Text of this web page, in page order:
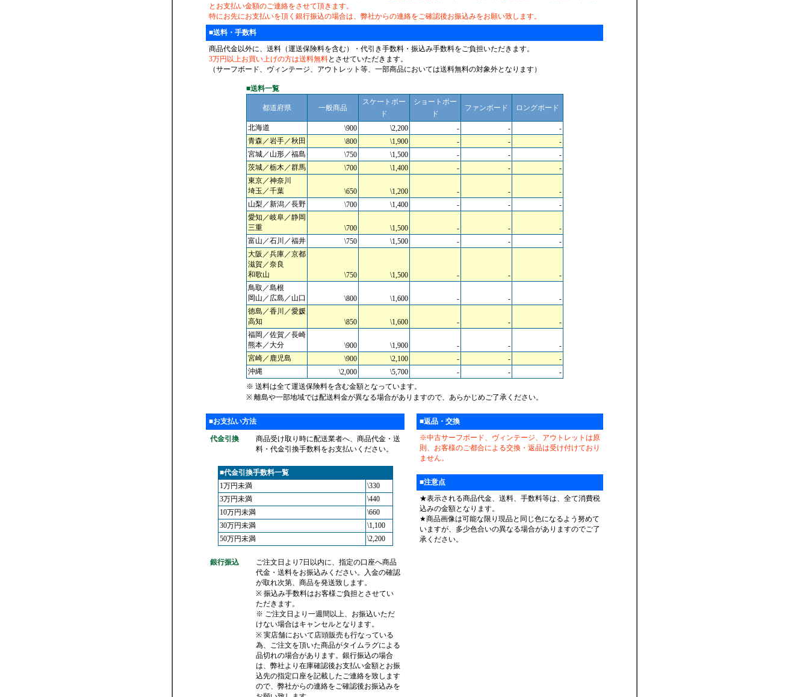
とお支払い金額のご連絡をさせて頂きます。
特にお先にお支払いを頂く銀行振込の場合は、弊社からの連絡をご確認後お振込みをお願い致します。
■送料・手数料
商品代金以外に、送料（運送保険料を含む）・代引き手数料・振込み手数料をご負担いただきます。
3万円以上お買い上げの方は送料無料とさせていただきます。
（サーフボード、ヴィンテージ、アウトレット等、一部商品においては送料無料の対象外となります）
■送料一覧
都道府県 一般商品
スケートボー
ド
ショートボー
ド
ファンボード ロングボード
北海道 \900 \2,200 - -
-
青森／岩手／秋田
\800 \1,900 - -
-
宮城／山形／福島
\750 \1,500 - -
-
茨城／栃木／群馬
\700 \1,400 - -
-
東京／神奈川
埼玉／千葉
\650 \1,200 - -
-
山梨／新潟／長野
\700 \1,400 - -
-
愛知／岐阜／静岡
三重
\700 \1,500 - -
-
富山／石川／福井
\750 \1,500 - -
-
大阪／兵庫／京都
滋賀／奈良
和歌山
\750 \1,500 - -
-
鳥取／島根
岡山／広島／山口
\800 \1,600 - -
-
徳島／香川／愛媛
高知
\850 \1,600 - -
-
福岡／佐賀／長崎
熊本／大分
\900 \1,900 - -
-
宮崎／鹿児島
\900 \2,100 - -
-
沖縄
\2,000 \5,700 - -
-
※ 送料は全て運送保険料を含む金額となっています。
※ 離島や一部地域では配送料金が異なる場合がありますので、あらかじめご了承ください。
■お支払い方法
代金引換
商品受け取り時に配送業者へ、商品代金・送
料・代金引換手数料をお支払いください。
■代金引換手数料一覧
1万円未満
\330
3万円未満
\440
10万円未満
\660
30万円未満
\1,100
50万円未満
\2,200
銀行振込
ご注文日より7日以内に、指定の口座へ商品
代金・送料をお振込みください。入金の確認
が取れ次第、商品を発送致します。
※ 振込み手数料はお客様ご負担とさせてい
ただきます。
※ ご注文日より一週間以上、お振込いただ
けない場合はキャンセルとなります。
※ 実店舗において店頭販売も行なっている
為、ご注文を頂いた商品がタイムラグによる
品切れの場合があります。銀行振込の場合
は、弊社より在庫確認後お支払い金額とお振
込先の指定口座を記載したご連絡を致します
ので、弊社からの連絡をご確認後お振込みを
■返品・交換
※中古サーフボード、ヴィンテージ、アウトレットは原
則、お客様のご都合による交換・返品は受け付けており
ません。
■注意点
★表示される商品代金、送料、手数料等は、全て消費税
込みの金額となります。
★商品画像は可能な限り現品と同じ色になるよう努めて
いますが、多少色合いの異なる場合がありますのでご了
承ください。